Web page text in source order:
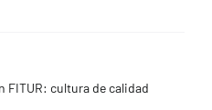
FITUR: cultura de calidad